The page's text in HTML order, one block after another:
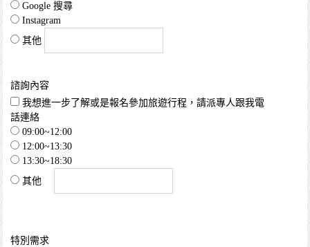
Google 搜尋
Instagram
其他
諮詢內容
我想進一步了解或是報名參加旅遊行程，請派專人跟我電
話連絡
09:00~12:00
12:00~13:30
13:30~18:30
其他
特別需求